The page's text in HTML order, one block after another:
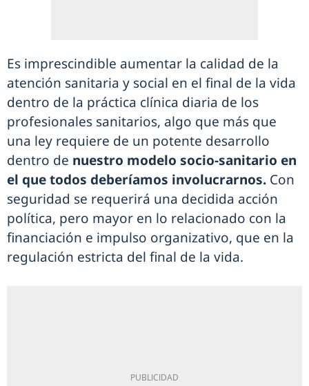
Es imprescindible aumentar la calidad de la
atención sanitaria y social en el final de la vida
dentro de la práctica clínica diaria de los
profesionales sanitarios, algo que más que
una ley requiere de un potente desarrollo
dentro de nuestro modelo socio-sanitario en
el que todos deberíamos involucrarnos. Con
seguridad se requerirá una decidida acción
política, pero mayor en lo relacionado con la
financiación e impulso organizativo, que en la
regulación estricta del final de la vida.